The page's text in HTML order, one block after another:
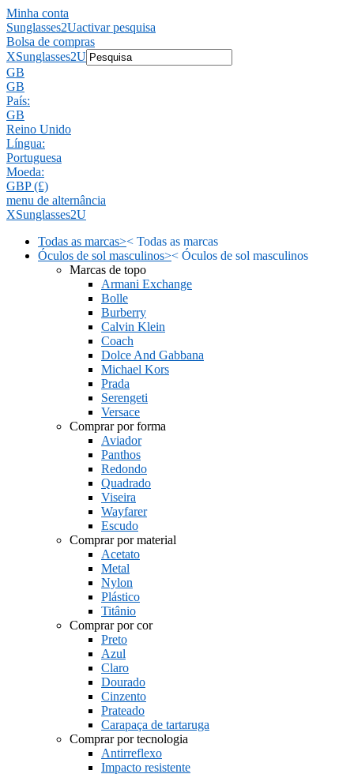
Minha conta
Sunglasses2Uactivar pesquisa
Bolsa de compras
XSunglasses2U
GB
GB
País:
GB
Reino Unido
Língua:
Portuguesa
Moeda:
GBP (£)
menu de alternância
XSunglasses2U
Todas as marcas>< Todas as marcas
Óculos de sol masculinos>< Óculos de sol masculinos
Marcas de topo
Armani Exchange
Bolle
Burberry
Calvin Klein
Coach
Dolce And Gabbana
Michael Kors
Prada
Serengeti
Versace
Comprar por forma
Aviador
Panthos
Redondo
Quadrado
Viseira
Wayfarer
Escudo
Comprar por material
Acetato
Metal
Nylon
Plástico
Titânio
Comprar por cor
Preto
Azul
Claro
Dourado
Cinzento
Prateado
Carapaça de tartaruga
Comprar por tecnologia
Antirreflexo
Impacto resistente